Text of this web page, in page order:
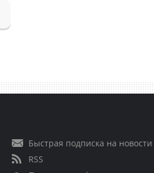
Быстрая подписка на новости
RSS